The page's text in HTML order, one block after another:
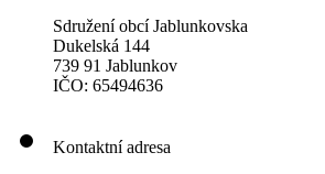
Sdružení obcí Jablunkovska
Dukelská 144
739 91 Jablunkov
IČO: 65494636
Kontaktní adresa